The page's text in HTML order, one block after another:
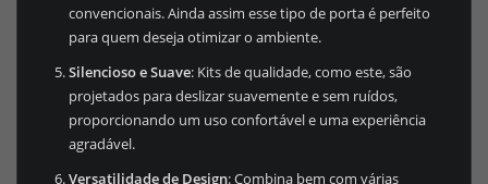
convencionais. Ainda assim esse tipo de porta é perfeito
para quem deseja otimizar o ambiente.
Silencioso e Suave: Kits de qualidade, como este, são
projetados para deslizar suavemente e sem ruídos,
proporcionando um uso confortável e uma experiência
agradável.
Versatilidade de Design: Combina bem com várias